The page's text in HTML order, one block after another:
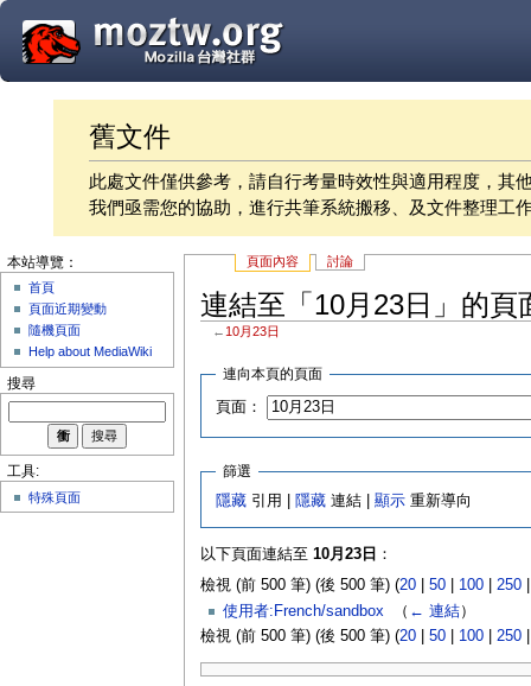
舊文件
此處文件僅供參考，請自行考量時效性與適用程度，其
我們亟需您的協助，進行共筆系統搬移、及文件整理工
頁面內容 討論
連結至「10月23日」的頁
← 10月23日
連向本頁的頁面
頁面：
篩選
隱藏 引用 | 隱藏 連結 |顯示 重新導向
以下頁面連結至 10月23日 ：
檢視 (前 500 筆) (後 500 筆) (20| 50| 100| 250
使用者:French/sandbox‎ （ ← 連結）
檢視 (前 500 筆) (後 500 筆) (20| 50| 100| 250
本站導覽：
首頁
頁面近期變動
隨機頁面
Help about MediaWiki
搜尋
工具:
特殊頁面